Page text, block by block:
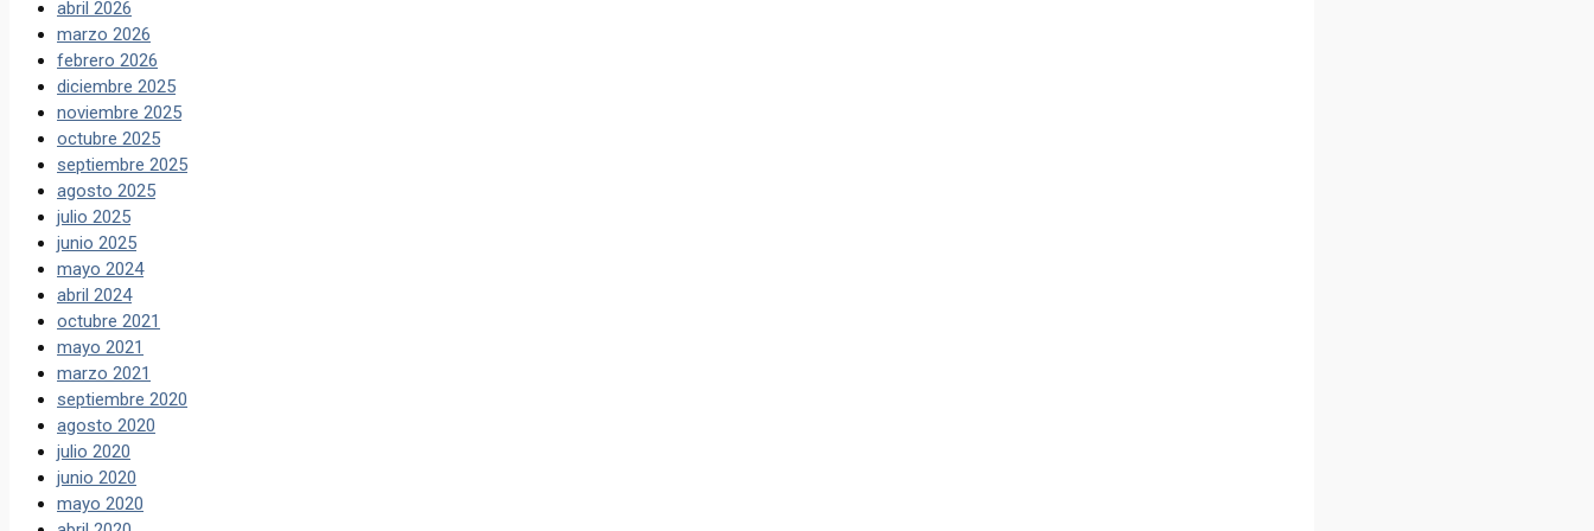
abril 2026
marzo 2026
febrero 2026
diciembre 2025
noviembre 2025
octubre 2025
septiembre 2025
agosto 2025
julio 2025
junio 2025
mayo 2024
abril 2024
octubre 2021
mayo 2021
marzo 2021
septiembre 2020
agosto 2020
julio 2020
junio 2020
mayo 2020